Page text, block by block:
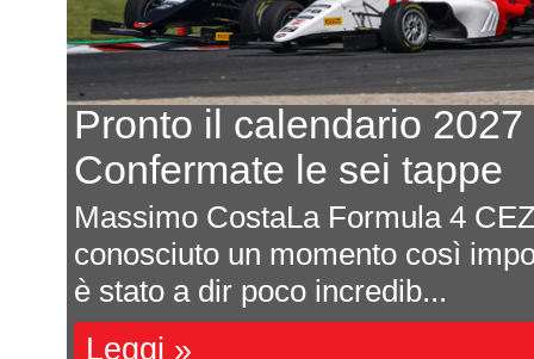
mai
vivace. Il 2026
Ford: prove al
dei primi test al
Michele Montesano
ampi passi al ritorno
con la sua